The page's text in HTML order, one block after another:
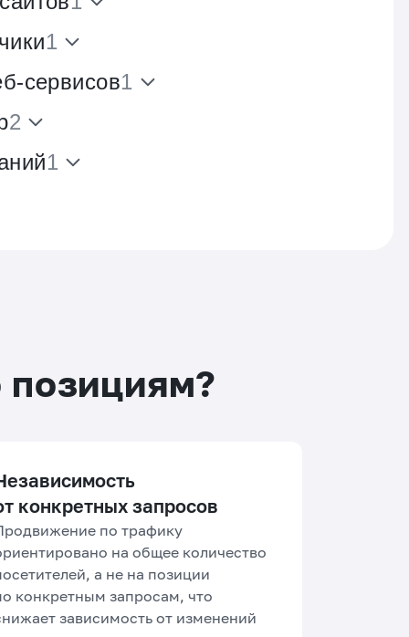
1
сервисов1
2
1
позициям?
конкретных запросов
по трафику
на общее количество
а не на позиции
конкретным запросам, что
зависимость от изменений